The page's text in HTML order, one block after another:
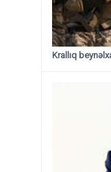
Krallıq